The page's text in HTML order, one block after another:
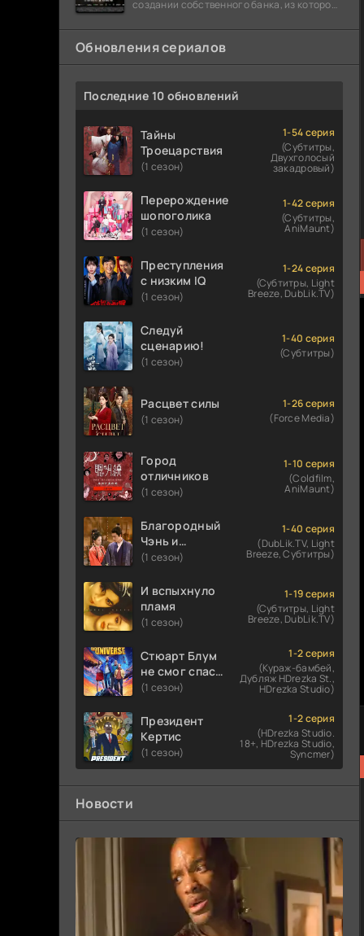
создании собственного банка, из которого
долларов. Однако,
Обновления сериалов
Последние 10 обновлений
Тайны
Троецарствия
(1 сезон)
1-54 серия
(Субтитры,
Двухголосый
закадровый)
Перерождение
шопоголика
(1 сезон)
1-42 серия
(Субтитры,
AniMaunt)
Преступления
с низким IQ
(1 сезон)
1-24 серия
(Субтитры, Light
Breeze, DubLik.TV)
Следуй
сценарию!
(1 сезон)
1-40 серия
(Субтитры)
Расцвет силы
(1 сезон)
1-26 серия
(Force Media)
Город
отличников
(1 сезон)
1-10 серия
(Coldfilm,
AniMaunt)
Благородный
Чэнь и
прекрасная
(1 сезон)
1-40 серия
(DubLik.TV, Light
Breeze, Субтитры)
И вспыхнуло
пламя
(1 сезон)
1-19 серия
(Субтитры, Light
Breeze, DubLik.TV)
Стюарт Блум
не смог спасти
вселенную
(1 сезон)
1-2 серия
(Кураж-бамбей,
Дубляж HDrezka St.,
HDrezka Studio)
Президент
Кертис
(1 сезон)
1-2 серия
(HDrezka Studio.
18+, HDrezka Studio,
Syncmer)
Новости